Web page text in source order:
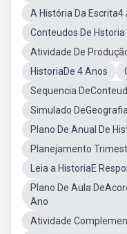
A História Da Escrita4
Conteudos De
Atividade De
HistoriaDe 4 Anos
Sequencia
Simulado
Plano De Anual De
Planejamento
Leia a HistoriaE
Plano De Aula
Ano
Atividade